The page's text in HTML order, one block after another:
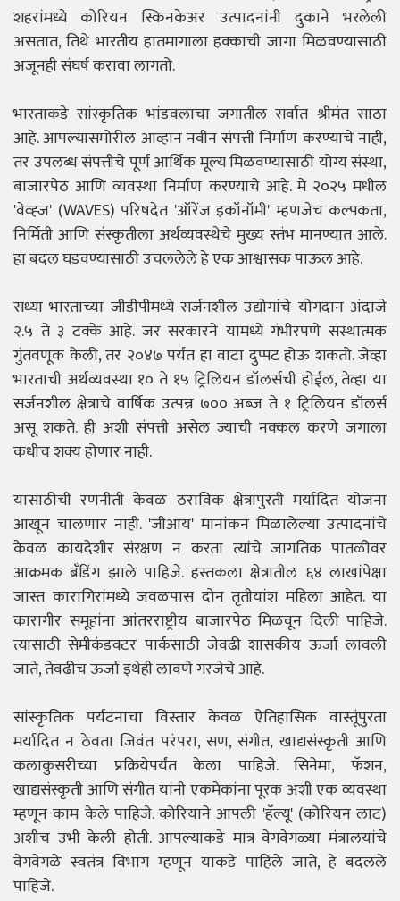
शहरांमध्ये कोरियन स्किनकेअर उत्पादनांनी दुकाने भरलेली
असतात, तिथे भारतीय हातमागाला हक्काची जागा मिळवण्यासाठी
अजूनही संघर्ष करावा लागतो.
भारताकडे सांस्कृतिक भांडवलाचा जगातील सर्वात श्रीमंत साठा
आहे. आपल्यासमोरील आव्हान नवीन संपत्ती निर्माण करण्याचे नाही,
तर उपलब्ध संपत्तीचे पूर्ण आर्थिक मूल्य मिळवण्यासाठी योग्य संस्था,
बाजारपेठ आणि व्यवस्था निर्माण करण्याचे आहे. मे २०२५ मधील
'वेव्ह्ज' (WAVES) परिषदेत 'ऑरेंज इकॉनॉमी' म्हणजेच कल्पकता,
निर्मिती आणि संस्कृतीला अर्थव्यवस्थेचे मुख्य स्तंभ मानण्यात आले.
हा बदल घडवण्यासाठी उचललेले हे एक आश्वासक पाऊल आहे.
सध्या भारताच्या जीडीपीमध्ये सर्जनशील उद्योगांचे योगदान अंदाजे
२.५ ते ३ टक्के आहे. जर सरकारने यामध्ये गंभीरपणे संस्थात्मक
गुंतवणूक केली, तर २०४७ पर्यंत हा वाटा दुप्पट होऊ शकतो. जेव्हा
भारताची अर्थव्यवस्था १० ते १५ ट्रिलियन डॉलर्सची होईल, तेव्हा या
सर्जनशील क्षेत्राचे वार्षिक उत्पन्न ७०० अब्ज ते १ ट्रिलियन डॉलर्स
असू शकते. ही अशी संपत्ती असेल ज्याची नक्कल करणे जगाला
कधीच शक्य होणार नाही.
यासाठीची रणनीती केवळ ठराविक क्षेत्रांपुरती मर्यादित योजना
आखून चालणार नाही. 'जीआय' मानांकन मिळालेल्या उत्पादनांचे
केवळ कायदेशीर संरक्षण न करता त्यांचे जागतिक पातळीवर
आक्रमक ब्रँडिंग झाले पाहिजे. हस्तकला क्षेत्रातील ६४ लाखांपेक्षा
जास्त कारागिरांमध्ये जवळपास दोन तृतीयांश महिला आहेत. या
कारागीर समूहांना आंतरराष्ट्रीय बाजारपेठ मिळवून दिली पाहिजे.
त्यासाठी सेमीकंडक्टर पार्कसाठी जेवढी शासकीय ऊर्जा लावली
जाते, तेवढीच ऊर्जा इथेही लावणे गरजेचे आहे.
सांस्कृतिक पर्यटनाचा विस्तार केवळ ऐतिहासिक वास्तूंपुरता
मर्यादित न ठेवता जिवंत परंपरा, सण, संगीत, खाद्यसंस्कृती आणि
कलाकुसरीच्या प्रक्रियेपर्यंत केला पाहिजे. सिनेमा, फॅशन,
खाद्यसंस्कृती आणि संगीत यांनी एकमेकांना पूरक अशी एक व्यवस्था
म्हणून काम केले पाहिजे. कोरियाने आपली 'हॅल्यू' (कोरियन लाट)
अशीच उभी केली होती. आपल्याकडे मात्र वेगवेगळ्या मंत्रालयांचे
वेगवेगळे स्वतंत्र विभाग म्हणून याकडे पाहिले जाते, हे बदलले
पाहिजे.